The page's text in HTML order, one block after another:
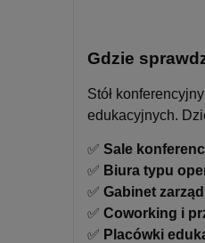
Gdzie
Stół konferencyjny
edukacyjnych.
✅ Sale
✅ Biura typu
✅ Gabinet
✅ Coworking i
✅ Placówki